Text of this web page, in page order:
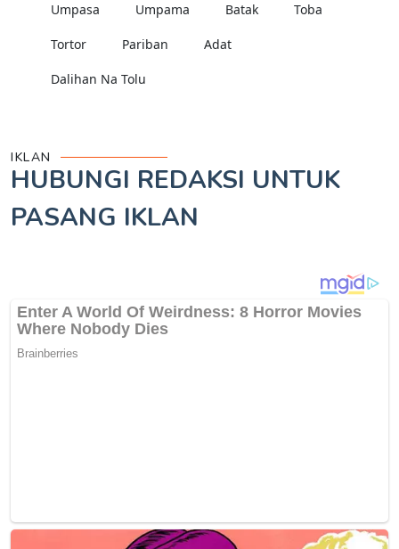
Umpasa Umpama Batak Toba
Tortor Pariban Adat
Dalihan Na Tolu
IKLAN
HUBUNGI REDAKSI UNTUK
PASANG IKLAN